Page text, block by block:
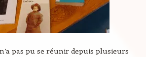
pas pu se réunir depuis plusieurs